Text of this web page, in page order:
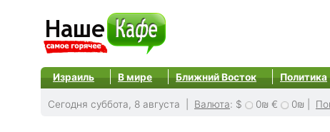
Израиль В мире Ближний Восток Политика
Сегодня суббота, 8 августа | Валюта: $ 0₪ € 0₪